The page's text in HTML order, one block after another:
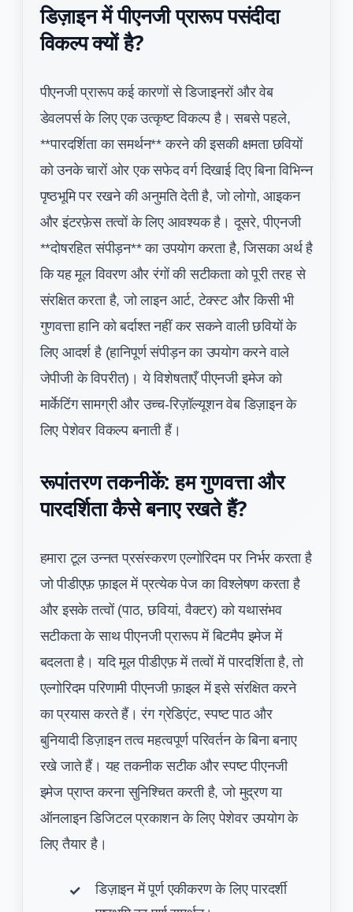
डिज़ाइन में पीएनजी प्रारूप पसंदीदा
विकल्प क्यों है?
पीएनजी प्रारूप कई कारणों से डिजाइनरों और वेब
डेवलपर्स के लिए एक उत्कृष्ट विकल्प है। सबसे पहले,
**पारदर्शिता का समर्थन** करने की इसकी क्षमता छवियों
को उनके चारों ओर एक सफेद वर्ग दिखाई दिए बिना विभिन्न
पृष्ठभूमि पर रखने की अनुमति देती है, जो लोगो, आइकन
और इंटरफ़ेस तत्वों के लिए आवश्यक है। दूसरे, पीएनजी
**दोषरहित संपीड़न** का उपयोग करता है, जिसका अर्थ है
कि यह मूल विवरण और रंगों की सटीकता को पूरी तरह से
संरक्षित करता है, जो लाइन आर्ट, टेक्स्ट और किसी भी
गुणवत्ता हानि को बर्दाश्त नहीं कर सकने वाली छवियों के
लिए आदर्श है (हानिपूर्ण संपीड़न का उपयोग करने वाले
जेपीजी के विपरीत)। ये विशेषताएँ पीएनजी इमेज को
मार्केटिंग सामग्री और उच्च-रिज़ॉल्यूशन वेब डिज़ाइन के
लिए पेशेवर विकल्प बनाती हैं।
रूपांतरण तकनीकें: हम गुणवत्ता और
पारदर्शिता कैसे बनाए रखते हैं?
हमारा टूल उन्नत प्रसंस्करण एल्गोरिदम पर निर्भर करता है
जो पीडीएफ़ फ़ाइल में प्रत्येक पेज का विश्लेषण करता है
और इसके तत्वों (पाठ, छवियां, वैक्टर) को यथासंभव
सटीकता के साथ पीएनजी प्रारूप में बिटमैप इमेज में
बदलता है। यदि मूल पीडीएफ़ में तत्वों में पारदर्शिता है, तो
एल्गोरिदम परिणामी पीएनजी फ़ाइल में इसे संरक्षित करने
का प्रयास करते हैं। रंग ग्रेडिएंट, स्पष्ट पाठ और
बुनियादी डिज़ाइन तत्व महत्वपूर्ण परिवर्तन के बिना बनाए
रखे जाते हैं। यह तकनीक सटीक और स्पष्ट पीएनजी
इमेज प्राप्त करना सुनिश्चित करती है, जो मुद्रण या
ऑनलाइन डिजिटल प्रकाशन के लिए पेशेवर उपयोग के
लिए तैयार है।
डिज़ाइन में पूर्ण एकीकरण के लिए पारदर्शी